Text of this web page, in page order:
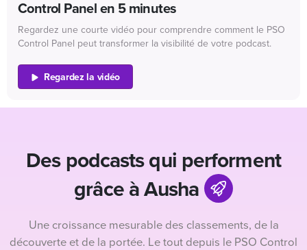
Control Panel en 5 minutes
Regardez une courte vidéo pour comprendre comment le PSO
Control Panel peut transformer la visibilité de votre podcast.
Regardez la vidéo
Des podcasts qui performent
grâce à Ausha
Une croissance mesurable des classements, de la
découverte et de la portée. Le tout depuis le PSO Control